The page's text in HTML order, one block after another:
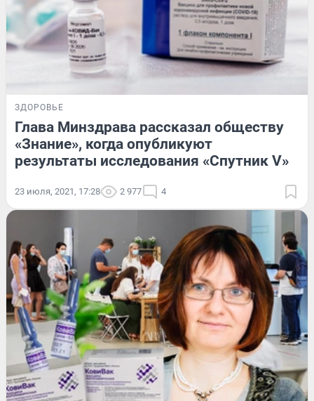
ЗДОРОВЬЕ
Глава Минздрава рассказал обществу
«Знание», когда опубликуют
результаты исследования «Спутник V»
23 июля, 2021, 17:28 2 977 4